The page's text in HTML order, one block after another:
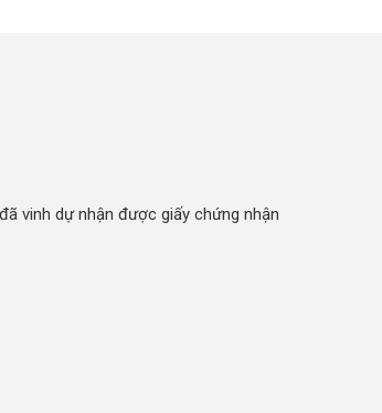
vinh dự nhận được giấy chứng nhận